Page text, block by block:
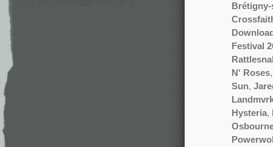
Festival
N' Roses
Sun,
Hysteria,